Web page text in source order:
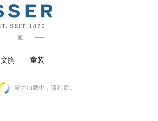
文胸 童装
努力加载中，请稍后...